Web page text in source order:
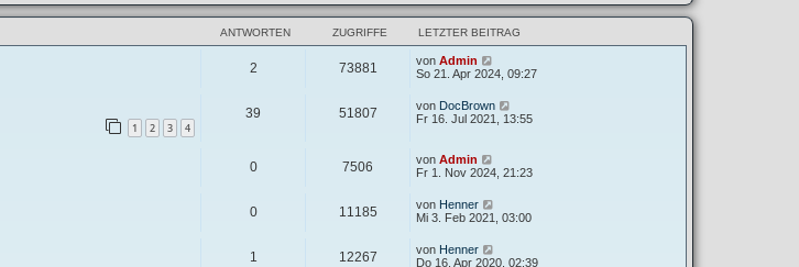
ANTWORTEN ZUGRIFFE LETZTER BEITRAG
2 73881 von Admin
So 21. Apr 2024, 09:27
1 2 3 4
39 51807 von DocBrown
Fr 16. Jul 2021, 13:55
0 7506 von Admin
Fr 1. Nov 2024, 21:23
0 11185 von Henner
Mi 3. Feb 2021, 03:00
1 12267 von Henner
Do 16. Apr 2020, 02:39